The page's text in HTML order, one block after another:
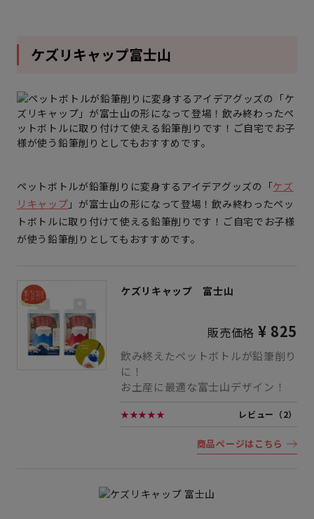
ケズリキャップ富士山
ペットボトルが鉛筆削りに変身するアイデアグッズの「ケズ
リキャップ 」が富士山の形になって登場！飲み終わったペッ
トボトルに取り付けて使える鉛筆削りです！ご自宅でお子様
が使う鉛筆削りとしてもおすすめです。
ケズリキャップ 富士山
販売価格 ¥ 825
飲み終えたペットボトルが鉛筆削り
に！
お土産に最適な富士山デザイン！
★★★★★ レビュー（2）
商品ページはこちら